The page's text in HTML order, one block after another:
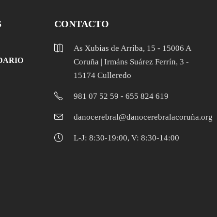
CONTACTO
As Xubias de Arriba, 15 - 15006 A
Coruña | Irmáns Suárez Ferrín, 3 -
15174 Culleredo
981 07 52 59 - 655 824 619
danocerebral@danocerebralacoruña.org
L-J: 8:30-19:00, V: 8:30-14:00